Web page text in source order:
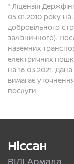
* Ліцензія
05.01.2010 року
добровільного
залізничного).
наземних
електричних
на 16.03.2021.
вимагає
послуги.
Ніссан
ВІДІ Армада